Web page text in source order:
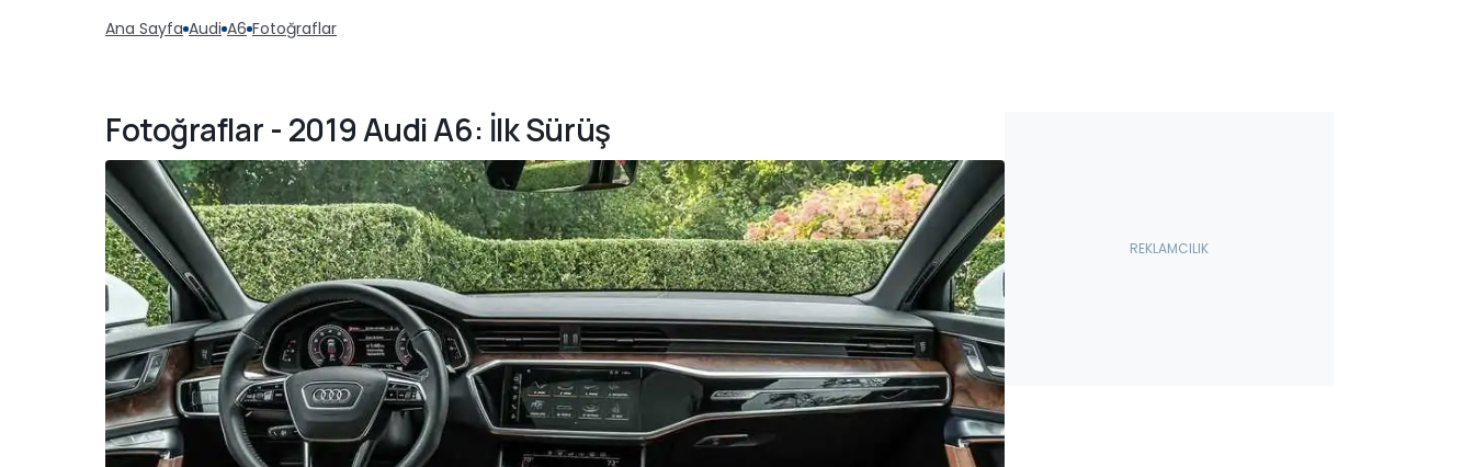
Ana Sayfa Audi A6 Fotoğraflar
Fotoğraflar - 2019 Audi A6: İlk Sürüş